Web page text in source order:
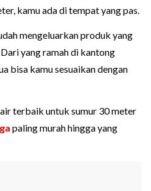
kamu ada di tempat yang pas.
mengeluarkan produk yang
yang ramah di kantong
bisa kamu sesuaikan dengan
terbaik untuk sumur 30 meter
paling murah hingga yang